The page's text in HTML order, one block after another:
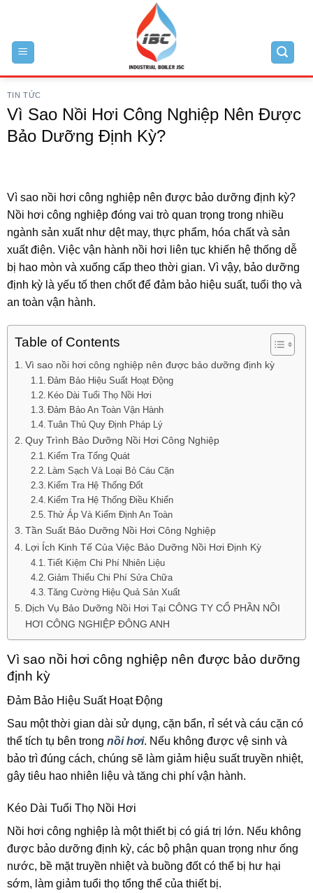
content
TIN TỨC
Vì Sao Nồi Hơi Công Nghiệp Nên Được
Bảo Dưỡng Định Kỳ?
Vì sao nồi hơi công nghiệp nên được bảo dưỡng định kỳ?
Nồi hơi công nghiệp đóng vai trò quan trọng trong nhiều
ngành sản xuất như dệt may, thực phẩm, hóa chất và sản
xuất điện. Việc vận hành nồi hơi liên tục khiến hệ thống dễ
bị hao mòn và xuống cấp theo thời gian. Vì vậy, bảo dưỡng
định kỳ là yếu tố then chốt để đảm bảo hiệu suất, tuổi thọ và
an toàn vận hành.
Table of Contents
Vì sao nồi hơi công nghiệp nên được bảo dưỡng định kỳ
Đảm Bảo Hiệu Suất Hoạt Động
Kéo Dài Tuổi Thọ Nồi Hơi
Đảm Bảo An Toàn Vận Hành
Tuân Thủ Quy Định Pháp Lý
Quy Trình Bảo Dưỡng Nồi Hơi Công Nghiệp
Kiểm Tra Tổng Quát
Làm Sạch Và Loại Bỏ Cáu Cặn
Kiểm Tra Hệ Thống Đốt
Kiểm Tra Hệ Thống Điều Khiển
Thử Áp Và Kiểm Định An Toàn
Tần Suất Bảo Dưỡng Nồi Hơi Công Nghiệp
Lợi Ích Kinh Tế Của Việc Bảo Dưỡng Nồi Hơi Định Kỳ
Tiết Kiệm Chi Phí Nhiên Liệu
Giảm Thiểu Chi Phí Sửa Chữa
Tăng Cường Hiệu Quả Sản Xuất
Dịch Vụ Bảo Dưỡng Nồi Hơi Tại CÔNG TY CỔ PHẦN NỒI
HƠI CÔNG NGHIỆP ĐÔNG ANH
Vì sao nồi hơi công nghiệp nên được bảo dưỡng
định kỳ
Đảm Bảo Hiệu Suất Hoạt Động
Sau một thời gian dài sử dụng, cặn bẩn, rỉ sét và cáu cặn có
thể tích tụ bên trong nồi hơi. Nếu không được vệ sinh và
bảo trì đúng cách, chúng sẽ làm giảm hiệu suất truyền nhiệt,
gây tiêu hao nhiên liệu và tăng chi phí vận hành.
Kéo Dài Tuổi Thọ Nồi Hơi
Nồi hơi công nghiệp là một thiết bị có giá trị lớn. Nếu không
được bảo dưỡng định kỳ, các bộ phận quan trọng như ống
nước, bề mặt truyền nhiệt và buồng đốt có thể bị hư hại
sớm, làm giảm tuổi thọ tổng thể của thiết bị.